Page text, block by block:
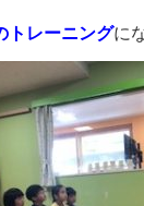
トレーニングに